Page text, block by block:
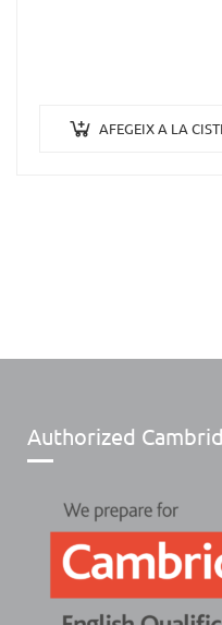
AFEGEIX A LA
Authorized